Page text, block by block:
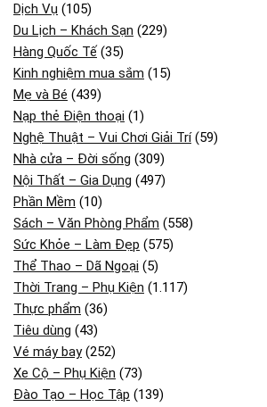
Dịch Vụ (105)
Du Lịch – Khách Sạn (229)
Hàng Quốc Tế (35)
Kinh nghiệm mua sắm (15)
Mẹ và Bé (439)
Nạp thẻ Điện thoại (1)
Nghệ Thuật – Vui Chơi Giải Trí(59)
Nhà cửa – Đời sống (309)
Nội Thất – Gia Dụng (497)
Phần Mềm (10)
Sách – Văn Phòng Phẩm (558)
Sức Khỏe – Làm Đẹp (575)
Thể Thao – Dã Ngoại (5)
Thời Trang – Phụ Kiện (1.117)
Thực phẩm (36)
Tiêu dùng (43)
Vé máy bay(252)
Xe Cộ – Phụ Kiện (73)
Đào Tạo – Học Tập (139)